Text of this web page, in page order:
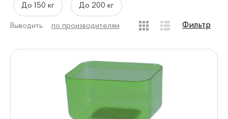
До 150 кг До 200 кг
Выводить: по производителям Фильтр